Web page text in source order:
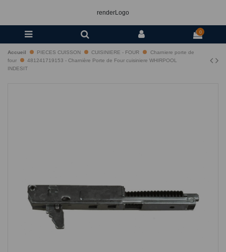
renderLogo
0
Accueil PIECES CUISSON CUISINIERE - FOUR
Charniere porte de
four
481241719153 - Charnière Porte de Four cuisiniere WHIRPOOL
INDESIT